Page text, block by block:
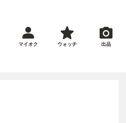
マイオク ウォッチ 出品